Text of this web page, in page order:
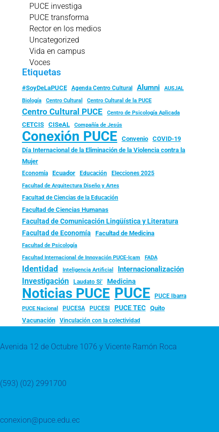
PUCE investiga
PUCE transforma
Rector en los medios
Uncategorized
Vida en campus
Voces
Etiquetas
#SoyDeLaPUCE Agenda Centro Cultural Alumni
AUSJAL
Biología
Centro Cultural Centro Cultural de la PUCE
Centro Cultural PUCE Centro de Psicología Aplicada
CETCIS CISeAL Compañía de Jesús
Conexión PUCE Convenio
COVID-19
Día Internacional de la Eliminación de la Violencia contra la
Mujer
Economía Ecuador Educación Elecciones 2025
Facultad de Arquitectura Diseño y Artes
Facultad de Ciencias de la Educación
Facultad de Ciencias Humanas
Facultad de Comunicación Lingüística y Literatura
Facultad de Economía Facultad de Medicina
Facultad de Psicología
Facultad Internacional de Innovación PUCE-Icam FADA
Identidad Inteligencia Artificial Internacionalización
Investigación Laudato Si’ Medicina
Noticias PUCE PUCE PUCE Ibarra
PUCE Nacional PUCESA PUCESI PUCE TEC
Quito
Vacunación
Vinculación con la colectividad
Avenida 12 de Octubre 1076 y Vicente Ramón Roca
(593) (02) 2991700
conexion@puce.edu.ec